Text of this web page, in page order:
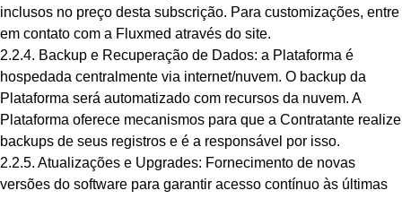
inclusos no preço desta subscrição. Para customizações, entre
em contato com a Fluxmed através do site.
2.2.4. Backup e Recuperação de Dados: a Plataforma é
hospedada centralmente via internet/nuvem. O backup da
Plataforma será automatizado com recursos da nuvem. A
Plataforma oferece mecanismos para que a Contratante realize
backups de seus registros e é a responsável por isso.
2.2.5. Atualizações e Upgrades: Fornecimento de novas
versões do software para garantir acesso contínuo às últimas